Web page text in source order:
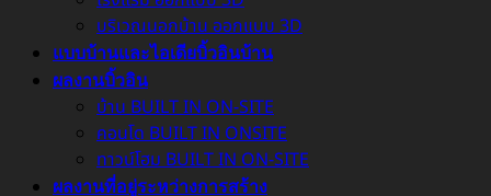
บริเวณนอกบ้าน ออกแบบ 3D
แบบบ้านและไอเดียบิ้วอินบ้าน
ผลงานบิ้วอิน
บ้าน BUILT IN ON-SITE
คอนโด BUILT IN ONSITE
ทาวน์โฮม BUILT IN ON-SITE
ผลงานที่อยู่ระหว่างการสร้าง